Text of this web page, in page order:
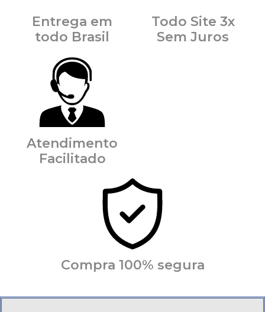
Entrega em
todo Brasil
Todo Site 3x
Sem Juros
Atendimento
Facilitado
Compra 100% segura